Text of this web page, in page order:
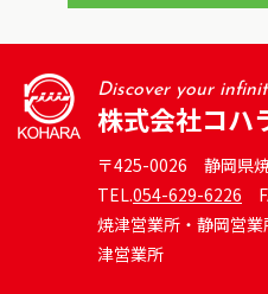
Discover your
株式会社コハ
〒425-0026 静岡県
TEL.054-629-6226
焼津営業所・静岡営
津営業所